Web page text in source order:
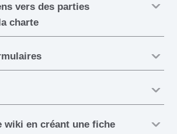
vers des parties
charte
wiki en créant une fiche